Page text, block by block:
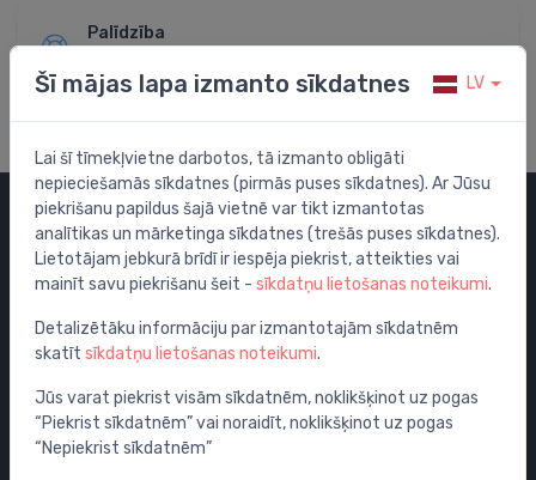
Palīdzība
Kategorijas
Izpārdošana
Maisītāji
Izlietnes
Tualetes podi
Vannas
Dušas
Šī mājas lapa izmanto sīkdatnes LV
Lai šī tīmekļvietne darbotos, tā izmanto obligāti
nepieciešamās sīkdatnes (pirmās puses sīkdatnes). Ar Jūsu
piekrišanu papildus šajā vietnē var tikt izmantotas
analītikas un mārketinga sīkdatnes (trešās puses sīkdatnes).
Lietotājam jebkurā brīdī ir iespēja piekrist, atteikties vai
mainīt savu piekrišanu šeit - sīkdatņu lietošanas noteikumi.
Detalizētāku informāciju par izmantotajām sīkdatnēm
skatīt sīkdatņu lietošanas noteikumi.
Jūs varat piekrist visām sīkdatnēm, noklikšķinot uz pogas
“Piekrist sīkdatnēm” vai noraidīt, noklikšķinot uz pogas
“Nepiekrist sīkdatnēm”